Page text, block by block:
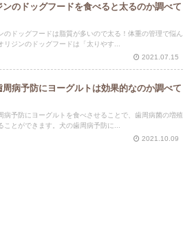
ンのドッグフードを食べると太るのか調べて
のドッグフードは脂質が多いので太る！体重の管理で悩ん
リジンのドッグフードは「太りやす...
2021.07.15
周病予防にヨーグルトは効果的なのか調べて
病予防にヨーグルトを食べさせることで、歯周病菌の増殖
ことができます。犬の歯周病予防に...
2021.10.09